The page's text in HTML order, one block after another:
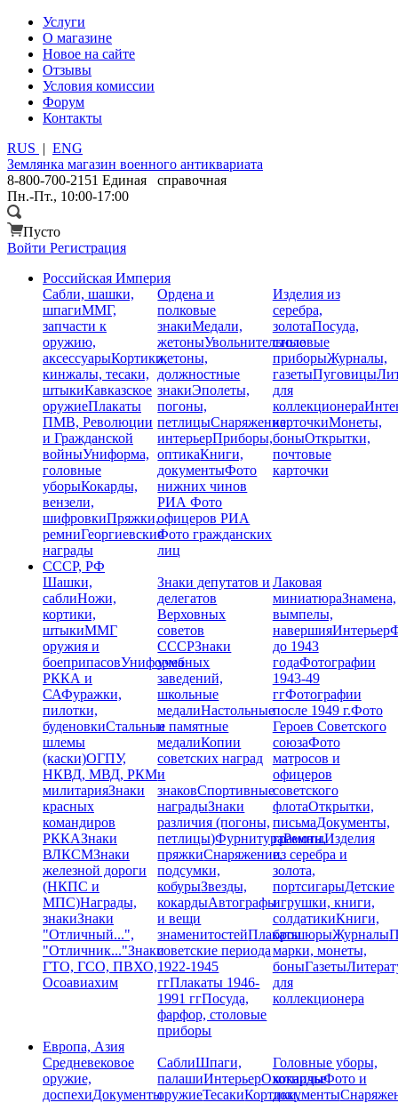
Услуги
О магазине
Новое на сайте
Отзывы
Условия комиссии
Форум
Контакты
RUS | ENG
Землянка магазин военного антиквариата
8-800-700-2151 Единая справочная
Пн.-Пт., 10:00-17:00
Пусто
Войти Регистрация
Российская Империя
Сабли, шашки,
шпагиММГ,
запчасти к
оружию,
аксессуарыКортики,
кинжалы, тесаки,
штыкиКавказское
оружиеПлакаты
ПМВ, Революции
и Гражданской
войныУниформа,
головные
уборыКокарды,
вензели,
шифровкиПряжки,
ремниГеоргиевские
награды
Ордена и
полковые
знакиМедали,
жетоныУвольнительные
жетоны,
должностные
знакиЭполеты,
погоны,
петлицыСнаряжение,
интерьерПриборы,
оптикаКниги,
документыФото
нижних чинов
РИАФото
офицеров РИА
Фото гражданских
лиц
Изделия из
серебра,
золотаПосуда,
столовые
приборыЖурналы,
газетыПуговицы
для
коллекционера
карточкиМонеты,
боныОткрытки,
почтовые
карточки
СССР, РФ
Шашки,
саблиНожи,
кортики,
штыкиММГ
оружия и
боеприпасовУниформа
РККА и
САФуражки,
пилотки,
буденовкиСтальные
шлемы
(каски)ОГПУ,
НКВД, МВД, РКМ
милитарияЗнаки
красных
командиров
РККАЗнаки
ВЛКСМЗнаки
железной дороги
(НКПС и
МПС)Награды,
знакиЗнаки
"Отличный...",
"Отличник..."Знаки
ГТО, ГСО, ПВХО,
Осоавиахим
Знаки депутатов и
делегатов
Верховных
советов
СССРЗнаки
учебных
заведений,
школьные
медалиНастольные
и памятные
медалиКопии
советских наград
и
знаковСпортивные
наградыЗнаки
различия (погоны,
петлицы)ФурнитураРемни,
пряжкиСнаряжение,
подсумки,
кобурыЗвезды,
кокардыАвтографы
и вещи
знаменитостейПлакаты
советские периода
1922-1945
ггПлакаты 1946-
1991 ггПосуда,
фарфор, столовые
приборы
Лаковая
миниатюраЗнамена,
вымпелы,
навершияИнтерьер
до 1943
годаФотографии
1943-49
ггФотографии
после 1949 г.Фото
Героев Советского
союзаФото
матросов и
офицеров
советского
флотаОткрытки,
письмаДокументы,
грамотыИзделия
из серебра и
золота,
портсигарыДетские
игрушки, книги,
солдатикиКниги,
брошюрыЖурналы
марки, монеты,
боныГазеты
для
коллекционера
Европа, Азия
Средневековое
оружие,
доспехиДокументы
СаблиШпаги,
палашиИнтерьерОхотничье
оружиеТесакиКортики,
Головные уборы,
кокардыФото и
документы